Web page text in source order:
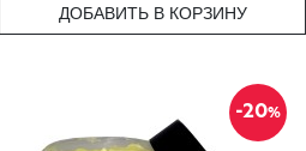
ДОБАВИТЬ В КОРЗИНУ
-20%